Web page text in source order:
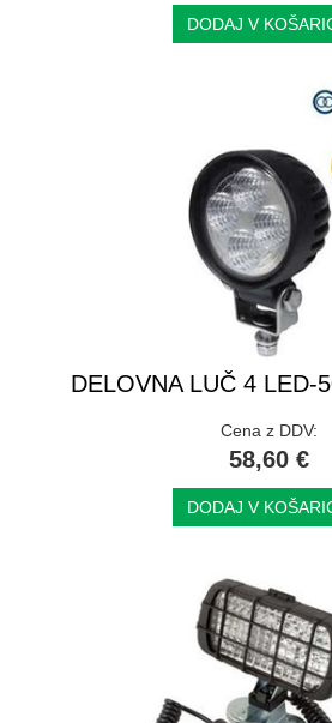
DODAJ V
DELOVNA LUČ 4 LED-
Cena z DDV:
58,60 €
DODAJ V